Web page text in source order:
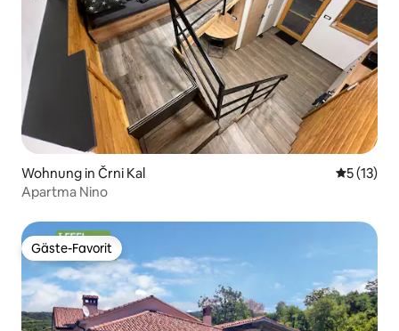
Wohnung in Črni Kal
5 (13)
Apartma Nino
Gäste-Favorit
Gäste-Favorit